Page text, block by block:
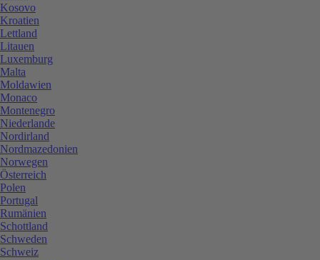
Kosovo
Kroatien
Lettland
Litauen
Luxemburg
Malta
Moldawien
Monaco
Montenegro
Niederlande
Nordirland
Nordmazedonien
Norwegen
Österreich
Polen
Portugal
Rumänien
Schottland
Schweden
Schweiz